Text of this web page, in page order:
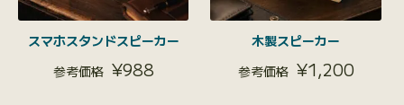
スマホスタンドスピーカー
¥988
木製スピーカー
¥1,200